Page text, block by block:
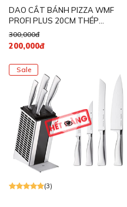
DAO CẮT BÁNH PIZZA WMF
PROFI PLUS 20CM THÉP
KHÔNG GỈ - 1871346030
300,000đ
200,000đ
Sale
(3)